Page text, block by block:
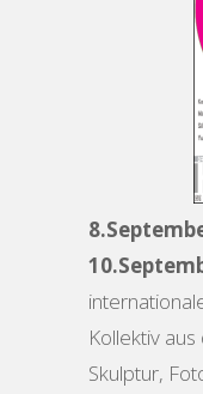
Kollektiv
Skulptur,